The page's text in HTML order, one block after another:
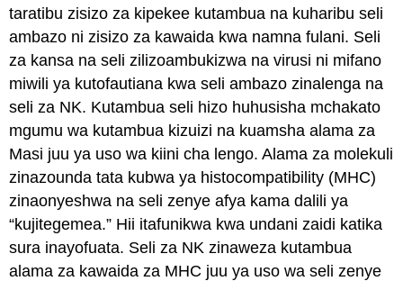
taratibu zisizo za kipekee kutambua na kuharibu seli
ambazo ni zisizo za kawaida kwa namna fulani. Seli
za kansa na seli zilizoambukizwa na virusi ni mifano
miwili ya kutofautiana kwa seli ambazo zinalenga na
seli za NK. Kutambua seli hizo huhusisha mchakato
mgumu wa kutambua kizuizi na kuamsha alama za
Masi juu ya uso wa kiini cha lengo. Alama za molekuli
zinazounda tata kubwa ya histocompatibility (MHC)
zinaonyeshwa na seli zenye afya kama dalili ya
“kujitegemea.” Hii itafunikwa kwa undani zaidi katika
sura inayofuata. Seli za NK zinaweza kutambua
alama za kawaida za MHC juu ya uso wa seli zenye